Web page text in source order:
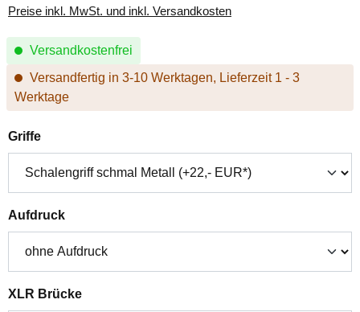
Preise inkl. MwSt. und inkl. Versandkosten
Versandkostenfrei
Versandfertig in 3-10 Werktagen, Lieferzeit 1 - 3
Werktage
Griffeauswählen
Aufdruckauswählen
XLR Brückeauswählen